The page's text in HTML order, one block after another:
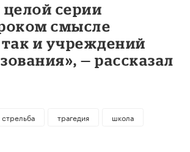
серии
смысле
и учреждений
— рассказал
стрельба трагедия
школа